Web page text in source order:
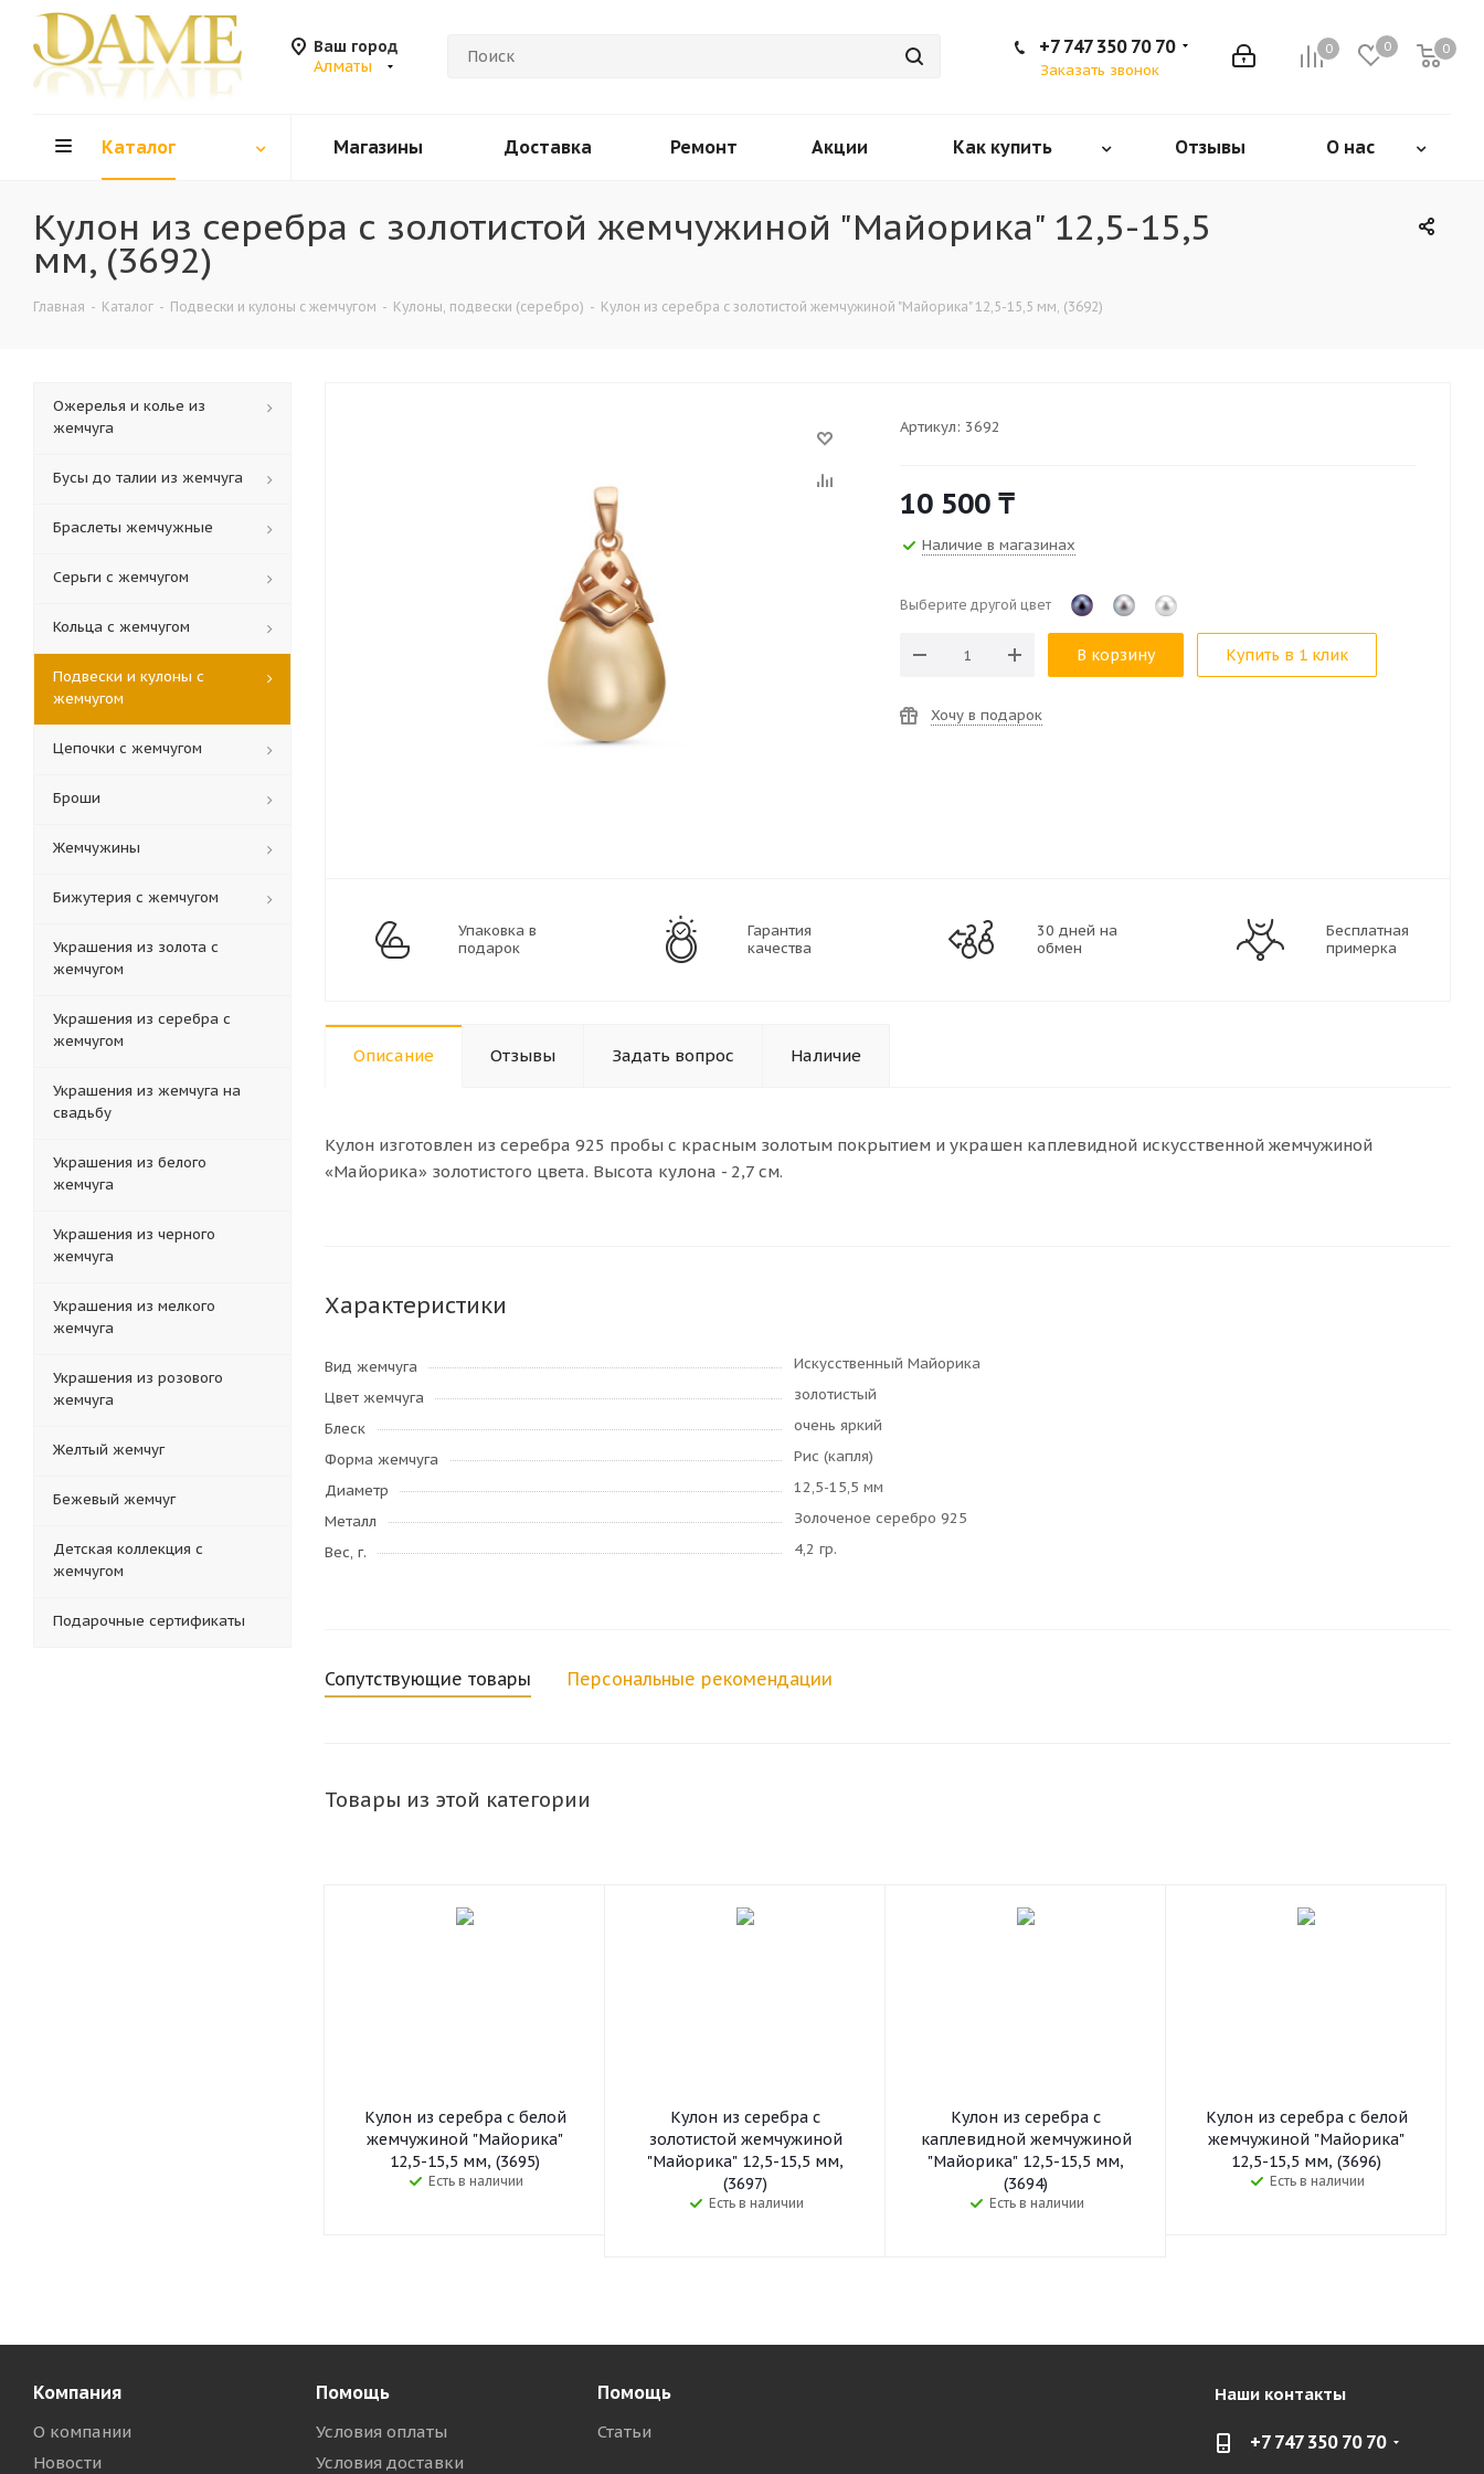
Ваш город
Алматы
0 0 0
+7 747 350 70 70
Заказать звонок
Каталог Магазины Доставка Ремонт Акции Как купить Отзывы О нас
Кулон из серебра с золотистой жемчужиной "Майорика" 12,5-15,5
мм, (3692)
Главная - Каталог - Подвески и кулоны с жемчугом - Кулоны, подвески (серебро) - Кулон из серебра с золотистой жемчужиной "Майорика" 12,5-15,5 мм, (3692)
Артикул: 3692
10 500 ₸
Наличие в магазинах
Выберите другой цвет
В корзину Купить в 1 клик
Хочу в подарок
Упаковка в
подарок
Гарантия
качества
30 дней на
обмен
Бесплатная
примерка
Описание Отзывы Задать вопрос Наличие
Кулон изготовлен из серебра 925 пробы с красным золотым покрытием и украшен каплевидной искусственной жемчужиной
«Майорика» золотистого цвета. Высота кулона - 2,7 см.
Характеристики
Вид жемчуга
Искусственный Майорика
Цвет жемчуга
золотистый
Блеск
очень яркий
Форма жемчуга
Рис (капля)
Диаметр
12,5-15,5 мм
Металл
Золоченое серебро 925
Вес, г.
4,2 гр.
Сопутствующие товары Персональные рекомендации
Товары из этой категории
Кулон из серебра с белой
жемчужиной "Майорика"
12,5-15,5 мм, (3695)
Есть в наличии
Кулон из серебра с
золотистой жемчужиной
"Майорика" 12,5-15,5 мм,
(3697)
Есть в наличии
Кулон из серебра с
каплевидной жемчужиной
"Майорика" 12,5-15,5 мм,
(3694)
Есть в наличии
Кулон из серебра с белой
жемчужиной "Майорика"
12,5-15,5 мм, (3696)
Есть в наличии
Ожерелья и колье из
жемчуга
Бусы до талии из жемчуга
Браслеты жемчужные
Серьги с жемчугом
Кольца c жемчугом
Подвески и кулоны с
жемчугом
Цепочки с жемчугом
Броши
Жемчужины
Бижутерия с жемчугом
Украшения из золота с
жемчугом
Украшения из серебра с
жемчугом
Украшения из жемчуга на
свадьбу
Украшения из белого
жемчуга
Украшения из черного
жемчуга
Украшения из мелкого
жемчуга
Украшения из розового
жемчуга
Желтый жемчуг
Бежевый жемчуг
Детская коллекция с
жемчугом
Подарочные сертификаты
Компания
О компании
Новости
Помощь
Условия оплаты
Условия доставки
Помощь
Статьи
Наши контакты
+7 747 350 70 70